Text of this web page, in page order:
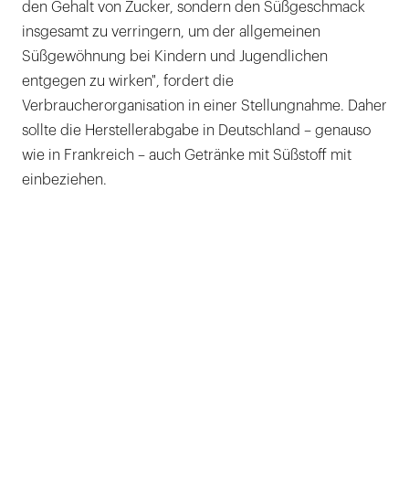
den Gehalt von Zucker, sondern den Süßgeschmack
insgesamt zu verringern, um der allgemeinen
Süßgewöhnung bei Kindern und Jugendlichen
entgegen zu wirken", fordert die
Verbraucherorganisation in einer Stellungnahme. Daher
sollte die Herstellerabgabe in Deutschland – genauso
wie in Frankreich – auch Getränke mit Süßstoff mit
einbeziehen.